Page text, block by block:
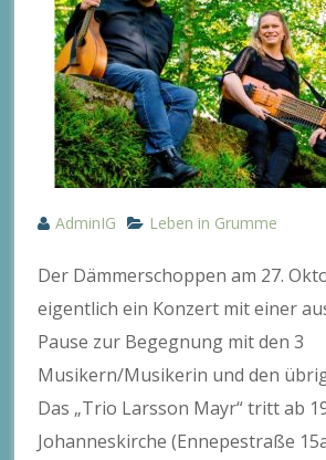
AdminIG Leben in Grumme
Der Dämmerschoppen am 27.
eigentlich ein Konzert mit einer
Pause zur Begegnung mit den 3
Musikern/Musikerin und den
Das „Trio Larsson Mayr“ tritt ab
Johanneskirche (Ennepestraße